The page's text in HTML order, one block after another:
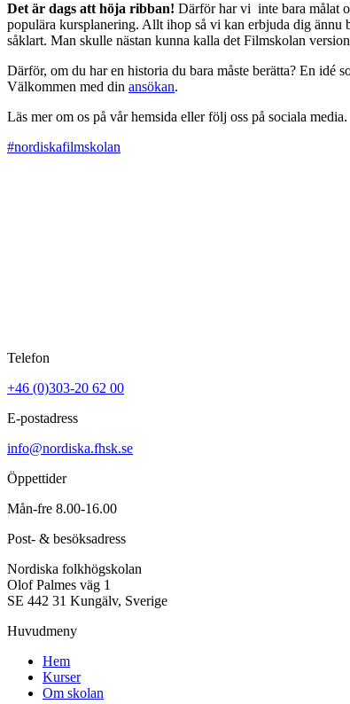
Det är dags att höja ribban! Därför har vi inte bara målat
populära kursplanering. Allt ihop så vi kan erbjuda dig ännu
såklart. Man skulle nästan kunna kalla det Filmskolan
Därför, om du har en historia du bara måste berätta? En idé
Välkommen med din ansökan.
Läs mer om os på vår hemsida eller följ oss på sociala media.
#nordiskafilmskolan
Telefon
+46 (0)303-20 62 00
E-postadress
info@nordiska.fhsk.se
Öppettider
Mån-fre 8.00-16.00
Post- & besöksadress
Nordiska folkhögskolan
Olof Palmes väg 1
SE 442 31 Kungälv, Sverige
Huvudmeny
Hem
Kurser
Om skolan